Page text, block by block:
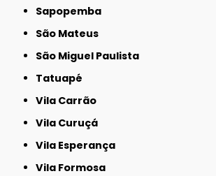
Sapopemba
São Mateus
São Miguel Paulista
Tatuapé
Vila Carrão
Vila Curuçá
Vila Esperança
Vila Formosa